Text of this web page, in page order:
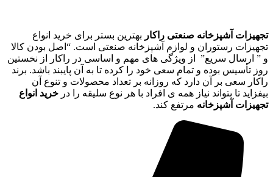
تجهیزات آشپزخانه صنعتی راکار بهترین بستر برای خرید انواع
تجهیزات رستوران و لوازم آشپزخانه صنعتی است. “اصل بودن کالا
و ” ارسال سریع” از ویژگی های مهم و اساسی در راکار از نخستین
روز تأسیس بوده و تمام سعی خود را کرده تا به آن پایبند باشد. برند
راکار سعی بر آن دارد که روزانه بر تعداد محصولات و تنوع آن
بیفزاید تا بتواند نیاز همه ی افراد با هر نوع سلیقه را در خرید انواع
تجهیزات آشپزخانه مرتفع کند.